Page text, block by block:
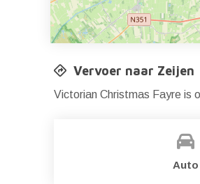
Vervoer naar Zeijen
Victorian Christmas Fayre is
Auto